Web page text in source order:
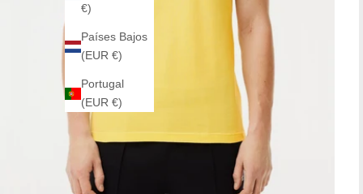
€)
Países Bajos
(EUR €)
Portugal
(EUR €)